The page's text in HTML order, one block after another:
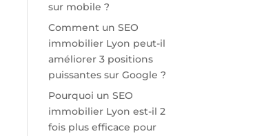
sur mobile ?
Comment un SEO
immobilier Lyon peut-il
améliorer 3 positions
puissantes sur Google ?
Pourquoi un SEO
immobilier Lyon est-il 2
fois plus efficace pour